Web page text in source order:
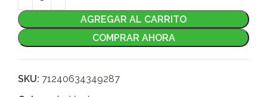
AGREGAR AL CARRITO
COMPRAR AHORA
SKU: 71240634349287